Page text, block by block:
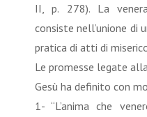
II, p. 278). La
consiste nell’unione di
pratica di atti di
Le promesse legate
Gesù ha definito con
1- “L’anima che